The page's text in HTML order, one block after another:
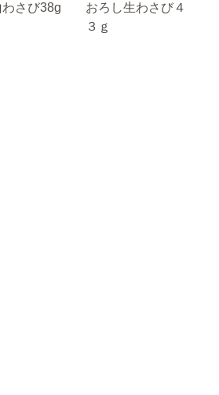
さび38g
おろし生わさび４
３ｇ